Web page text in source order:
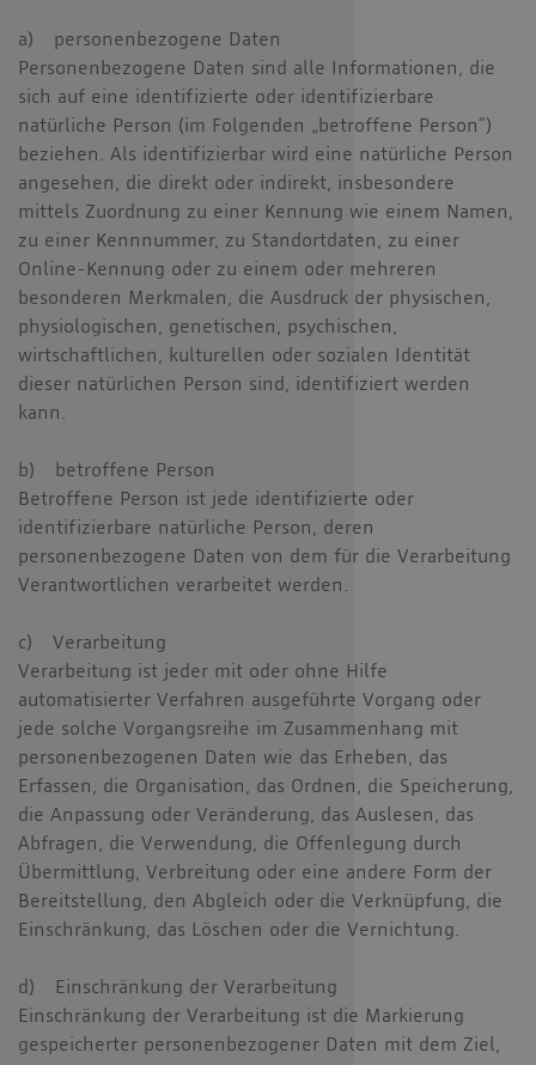
a) personenbezogene Daten
Personenbezogene Daten sind alle Informationen, die
sich auf eine identifizierte oder identifizierbare
natürliche Person (im Folgenden „betroffene Person“)
beziehen. Als identifizierbar wird eine natürliche Person
angesehen, die direkt oder indirekt, insbesondere
mittels Zuordnung zu einer Kennung wie einem Namen,
zu einer Kennnummer, zu Standortdaten, zu einer
Online-Kennung oder zu einem oder mehreren
besonderen Merkmalen, die Ausdruck der physischen,
physiologischen, genetischen, psychischen,
wirtschaftlichen, kulturellen oder sozialen Identität
dieser natürlichen Person sind, identifiziert werden
kann.
b) betroffene Person
Betroffene Person ist jede identifizierte oder
identifizierbare natürliche Person, deren
personenbezogene Daten von dem für die Verarbeitung
Verantwortlichen verarbeitet werden.
c) Verarbeitung
Verarbeitung ist jeder mit oder ohne Hilfe
automatisierter Verfahren ausgeführte Vorgang oder
jede solche Vorgangsreihe im Zusammenhang mit
personenbezogenen Daten wie das Erheben, das
Erfassen, die Organisation, das Ordnen, die Speicherung,
die Anpassung oder Veränderung, das Auslesen, das
Abfragen, die Verwendung, die Offenlegung durch
Übermittlung, Verbreitung oder eine andere Form der
Bereitstellung, den Abgleich oder die Verknüpfung, die
Einschränkung, das Löschen oder die Vernichtung.
d) Einschränkung der Verarbeitung
Einschränkung der Verarbeitung ist die Markierung
gespeicherter personenbezogener Daten mit dem Ziel,